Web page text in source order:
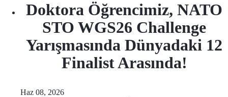
Doktora Öğrencimiz, NATO
STO WGS26 Challenge
Yarışmasında Dünyadaki 12
Finalist Arasında!
Haz 08, 2026